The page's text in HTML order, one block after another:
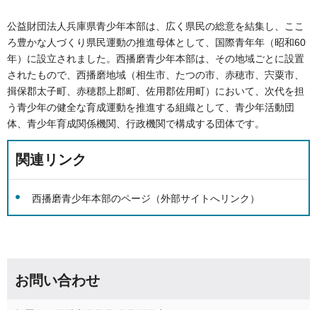
公益財団法人兵庫県青少年本部は、広く県民の総意を結集し、ここ
ろ豊かな人づくり県民運動の推進母体として、国際青年年（昭和60
年）に設立されました。西播磨青少年本部は、その地域ごとに設置
されたもので、西播磨地域（相生市、たつの市、赤穂市、宍粟市、
揖保郡太子町、赤穂郡上郡町、佐用郡佐用町）において、次代を担
う青少年の健全な育成運動を推進する組織として、青少年活動団
体、青少年育成関係機関、行政機関で構成する団体です。
関連リンク
西播磨青少年本部のページ（外部サイトへリンク）
お問い合わせ